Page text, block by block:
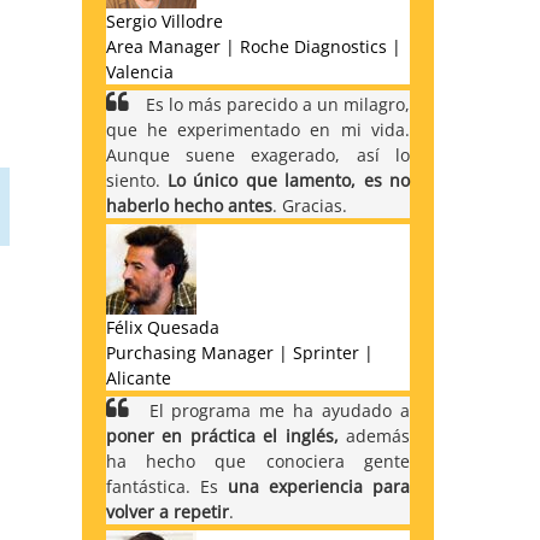
Sergio Villodre
Area Manager | Roche Diagnostics |
Valencia
Es lo más parecido a un milagro,
que he experimentado en mi vida.
Aunque suene exagerado, así lo
siento. Lo único que lamento, es no
haberlo hecho antes. Gracias.
Félix Quesada
Purchasing Manager | Sprinter |
Alicante
El programa me ha ayudado a
poner en práctica el inglés, además
ha hecho que conociera gente
fantástica. Es una experiencia para
volver a repetir.